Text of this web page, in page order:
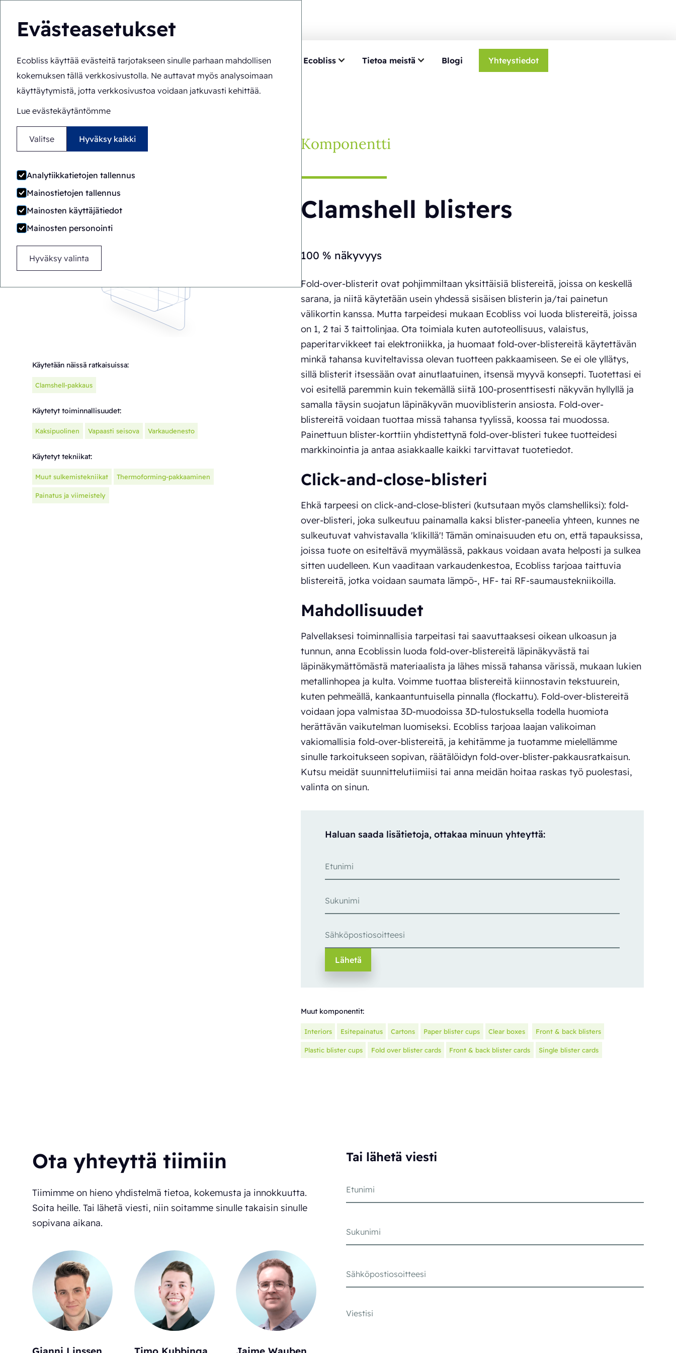
Evästeasetukset
Ecobliss käyttää evästeitä tarjotakseen sinulle parhaan mahdollisen
kokemuksen tällä verkkosivustolla. Ne auttavat myös analysoimaan
käyttäytymistä, jotta verkkosivustoa voidaan jatkuvasti kehittää.
Lue evästekäytäntömme
Valitse Hyväksy kaikki
Analytiikkatietojen tallennus
Mainostietojen tallennus
Mainosten käyttäjätiedot
Mainosten personointi
Hyväksy valinta
Ratkaisut Asiantuntemus Valitse Ecobliss Tietoa meistä Blogi Yhteystiedot
FI
Olet täällä:
Etusivu > Asiantuntemus > Komponentit Clamshell blisters
Käytetään näissä ratkaisuissa:
Clamshell-pakkaus
Käytetyt toiminnallisuudet:
Kaksipuolinen Vapaasti seisova Varkaudenesto
Käytetyt tekniikat:
Muut sulkemistekniikat Thermoforming-pakkaaminen
Painatus ja viimeistely
Komponentti
Clamshell blisters
100 % näkyvyys
Fold-over-blisterit ovat pohjimmiltaan yksittäisiä blistereitä, joissa on keskellä
sarana, ja niitä käytetään usein yhdessä sisäisen blisterin ja/tai painetun
välikortin kanssa. Mutta tarpeidesi mukaan Ecobliss voi luoda blistereitä, joissa
on 1, 2 tai 3 taittolinjaa. Ota toimiala kuten autoteollisuus, valaistus,
paperitarvikkeet tai elektroniikka, ja huomaat fold-over-blistereitä käytettävän
minkä tahansa kuviteltavissa olevan tuotteen pakkaamiseen. Se ei ole yllätys,
sillä blisterit itsessään ovat ainutlaatuinen, itsensä myyvä konsepti. Tuotettasi ei
voi esitellä paremmin kuin tekemällä siitä 100-prosenttisesti näkyvän hyllyllä ja
samalla täysin suojatun läpinäkyvän muoviblisterin ansiosta. Fold-over-
blistereitä voidaan tuottaa missä tahansa tyylissä, koossa tai muodossa.
Painettuun blister-korttiin yhdistettynä fold-over-blisteri tukee tuotteidesi
markkinointia ja antaa asiakkaalle kaikki tarvittavat tuotetiedot.
Click-and-close-blisteri
Ehkä tarpeesi on click-and-close-blisteri (kutsutaan myös clamshelliksi): fold-
over-blisteri, joka sulkeutuu painamalla kaksi blister-paneelia yhteen, kunnes ne
sulkeutuvat vahvistavalla 'klikillä'! Tämän ominaisuuden etu on, että tapauksissa,
joissa tuote on esiteltävä myymälässä, pakkaus voidaan avata helposti ja sulkea
sitten uudelleen. Kun vaaditaan varkaudenkestoa, Ecobliss tarjoaa taittuvia
blistereitä, jotka voidaan saumata lämpö-, HF- tai RF-saumaustekniikoilla.
Mahdollisuudet
Palvellaksesi toiminnallisia tarpeitasi tai saavuttaaksesi oikean ulkoasun ja
tunnun, anna Ecoblissin luoda fold-over-blistereitä läpinäkyvästä tai
läpinäkymättömästä materiaalista ja lähes missä tahansa värissä, mukaan lukien
metallinhopea ja kulta. Voimme tuottaa blistereitä kiinnostavin tekstuurein,
kuten pehmeällä, kankaantuntuisella pinnalla (flockattu). Fold-over-blistereitä
voidaan jopa valmistaa 3D-muodoissa 3D-tulostuksella todella huomiota
herättävän vaikutelman luomiseksi. Ecobliss tarjoaa laajan valikoiman
vakiomallisia fold-over-blistereitä, ja kehitämme ja tuotamme mielellämme
sinulle tarkoitukseen sopivan, räätälöidyn fold-over-blister-pakkausratkaisun.
Kutsu meidät suunnittelutiimiisi tai anna meidän hoitaa raskas työ puolestasi,
valinta on sinun.
Haluan saada lisätietoja, ottakaa minuun yhteyttä:
Muut komponentit:
Interiors Esitepainatus Cartons Paper blister cups Clear boxes Front & back blisters
Plastic blister cups Fold over blister cards Front & back blister cards Single blister cards
Ota yhteyttä tiimiin
Tiimimme on hieno yhdistelmä tietoa, kokemusta ja innokkuutta.
Soita heille. Tai lähetä viesti, niin soitamme sinulle takaisin sinulle
sopivana aikana.
Tai lähetä viesti